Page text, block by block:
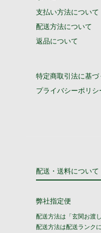
支払い方法について
配送方法について
返品について
特定商取引法に基づ
プライバシーポリシ
配送・送料について
弊社指定便
配送方法は「玄関お渡
配送方法は配送ランク